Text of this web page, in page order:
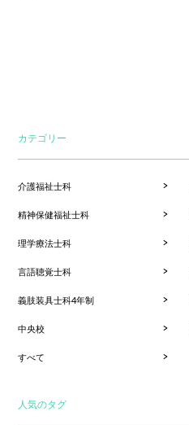
カテゴリー
介護福祉士科
精神保健福祉士科
理学療法士科
言語聴覚士科
義肢装具士科4年制
中央校
すべて
人気のタグ